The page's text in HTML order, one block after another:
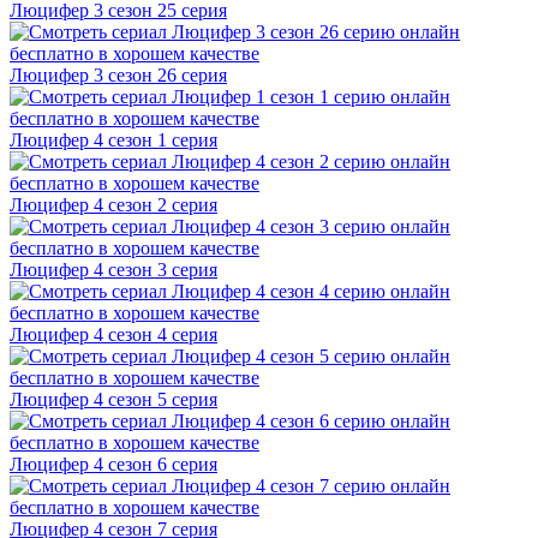
Люцифер 3 cезон 25 cерия
Люцифер 3 cезон 26 cерия
Люцифер 4 cезон 1 cерия
Люцифер 4 cезон 2 cерия
Люцифер 4 cезон 3 cерия
Люцифер 4 cезон 4 cерия
Люцифер 4 cезон 5 cерия
Люцифер 4 cезон 6 cерия
Люцифер 4 cезон 7 cерия